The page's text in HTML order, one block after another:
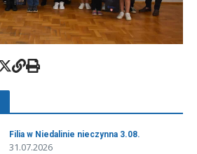
Filia w Niedalinie nieczynna 3.08.
31.07.2026